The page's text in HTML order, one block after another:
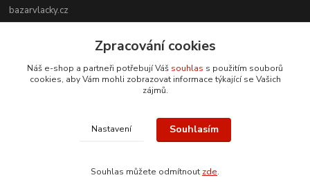
bazarvlacky.cz
+420 774 141 314
info@bazarvlacky.cz
Zpracování cookies
Náš e-shop a partneři potřebují Váš souhlas s použitím souborů
cookies, aby Vám mohli zobrazovat informace týkající se Vašich
zájmů.
Nastavení Souhlasím
Souhlas můžete odmítnout zde.